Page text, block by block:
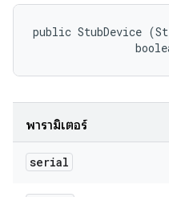
public StubDevice
พารามิเตอร์
serial